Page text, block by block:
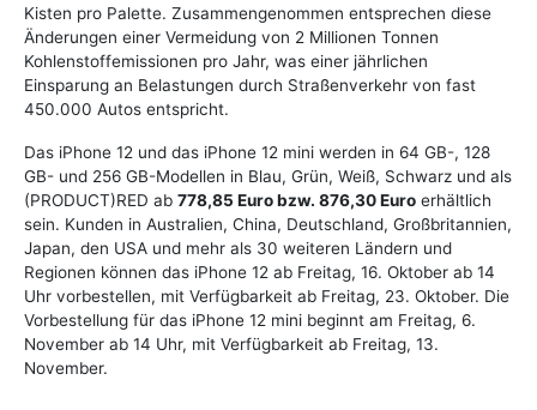
Kisten pro Palette. Zusammengenommen entsprechen diese
Änderungen einer Vermeidung von 2 Millionen Tonnen
Kohlenstoffemissionen pro Jahr, was einer jährlichen
Einsparung an Belastungen durch Straßenverkehr von fast
450.000 Autos entspricht.
Das iPhone 12 und das iPhone 12 mini werden in 64 GB-, 128
GB- und 256 GB-Modellen in Blau, Grün, Weiß, Schwarz und als
(PRODUCT)RED ab 778,85 Euro bzw. 876,30 Euro erhältlich
sein. Kunden in Australien, China, Deutschland, Großbritannien,
Japan, den USA und mehr als 30 weiteren Ländern und
Regionen können das iPhone 12 ab Freitag, 16. Oktober ab 14
Uhr vorbestellen, mit Verfügbarkeit ab Freitag, 23. Oktober. Die
Vorbestellung für das iPhone 12 mini beginnt am Freitag, 6.
November ab 14 Uhr, mit Verfügbarkeit ab Freitag, 13.
November.